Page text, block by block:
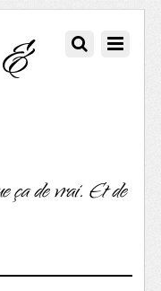
ça de vrai. Et de